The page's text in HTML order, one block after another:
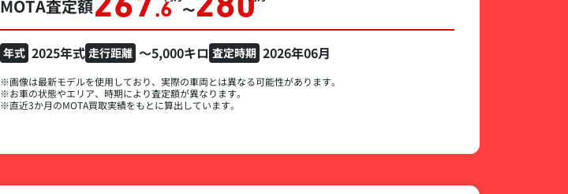
MOTA査定額 .6 〜
年式 2025年式 走行距離 ～5,000キロ 査定時期 2026年06月
※画像は最新モデルを使用しており、実際の車両とは異なる可能性があります。
※お車の状態やエリア、時期により査定額が異なります。
※直近3か月のMOTA買取実績をもとに算出しています。